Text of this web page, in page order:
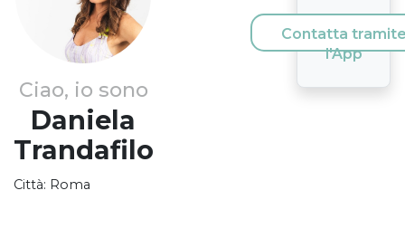
Ciao, io sono
Daniela
Trandafilo
Città: Roma
Contatta
l'App